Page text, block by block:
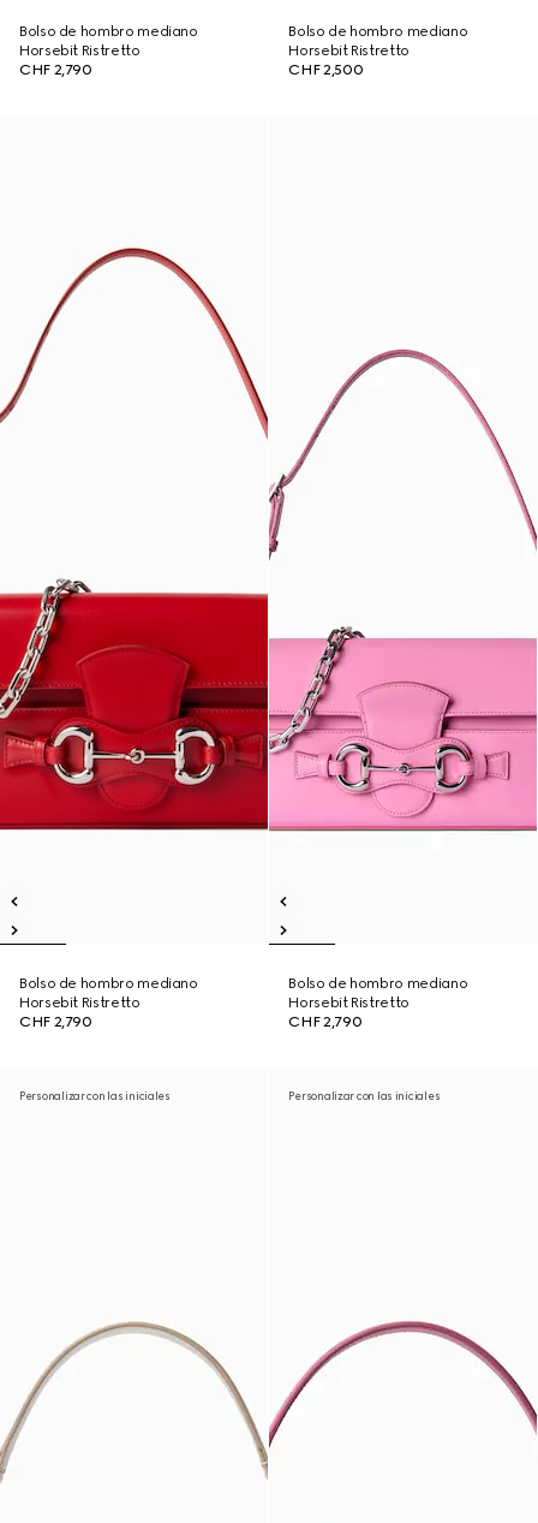
Bolso de hombro mediano
Horsebit Ristretto
CHF 2,790
Bolso de hombro mediano
Horsebit Ristretto
CHF 2,500
Bolso de hombro mediano
Horsebit Ristretto
CHF 2,790
Bolso de hombro mediano
Horsebit Ristretto
CHF 2,790
Personalizar con las iniciales Personalizar con las iniciales